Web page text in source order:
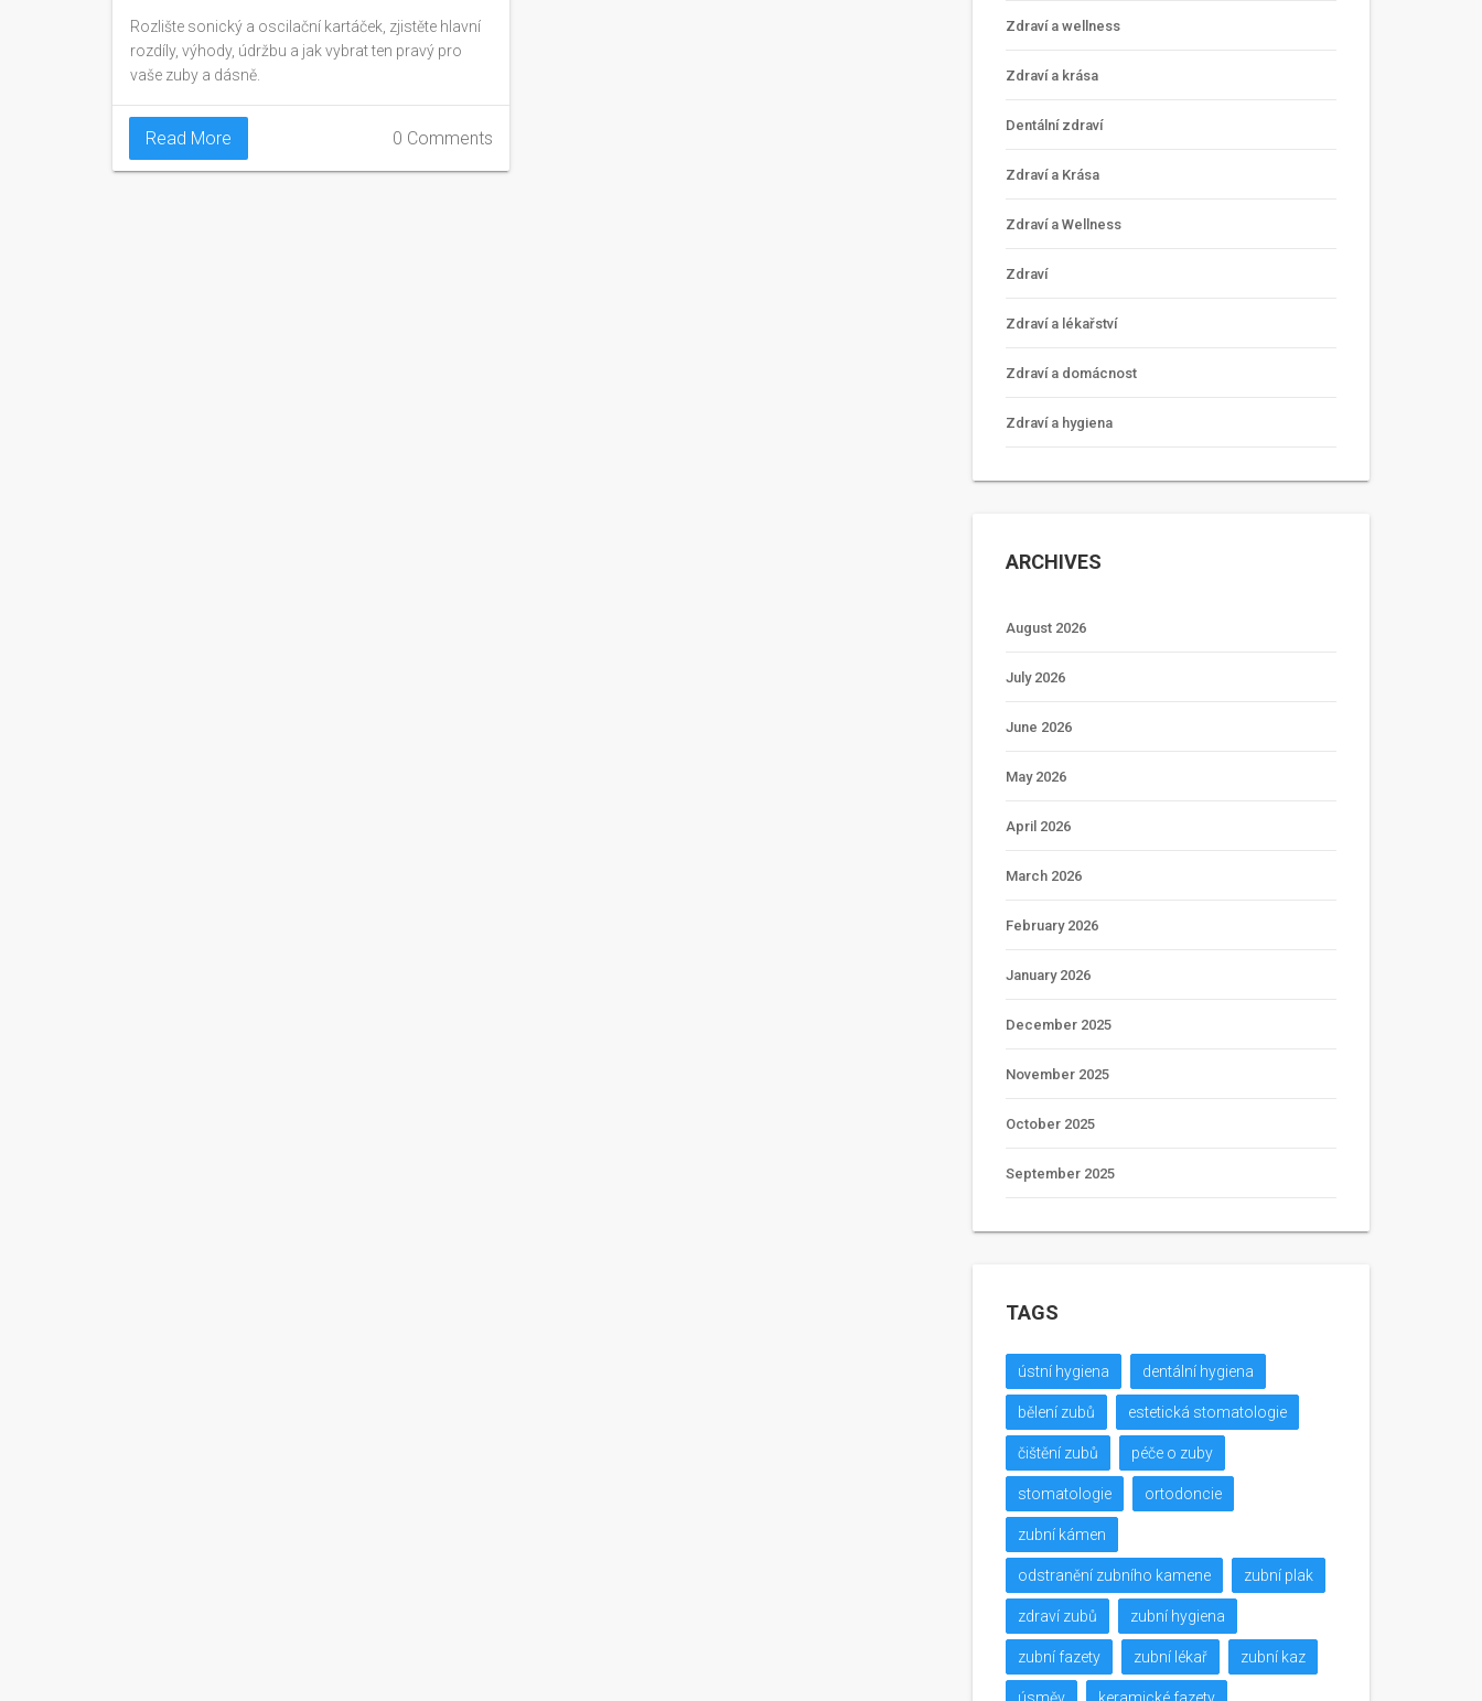
Rozlište sonický a oscilační kartáček, zjistěte hlavní
rozdíly, výhody, údržbu a jak vybrat ten pravý pro
vaše zuby a dásně.
Read More 0 Comments
Zdraví a wellness
Zdraví a krása
Dentální zdraví
Zdraví a Krása
Zdraví a Wellness
Zdraví
Zdraví a lékařství
Zdraví a domácnost
Zdraví a hygiena
ARCHIVES
August 2026
July 2026
June 2026
May 2026
April 2026
March 2026
February 2026
January 2026
December 2025
November 2025
October 2025
September 2025
TAGS
ústní hygiena dentální hygiena
bělení zubů estetická stomatologie
čištění zubů péče o zuby
stomatologie ortodoncie
zubní kámen
odstranění zubního kamene zubní plak
zdraví zubů zubní hygiena
zubní fazety zubní lékař zubní kaz